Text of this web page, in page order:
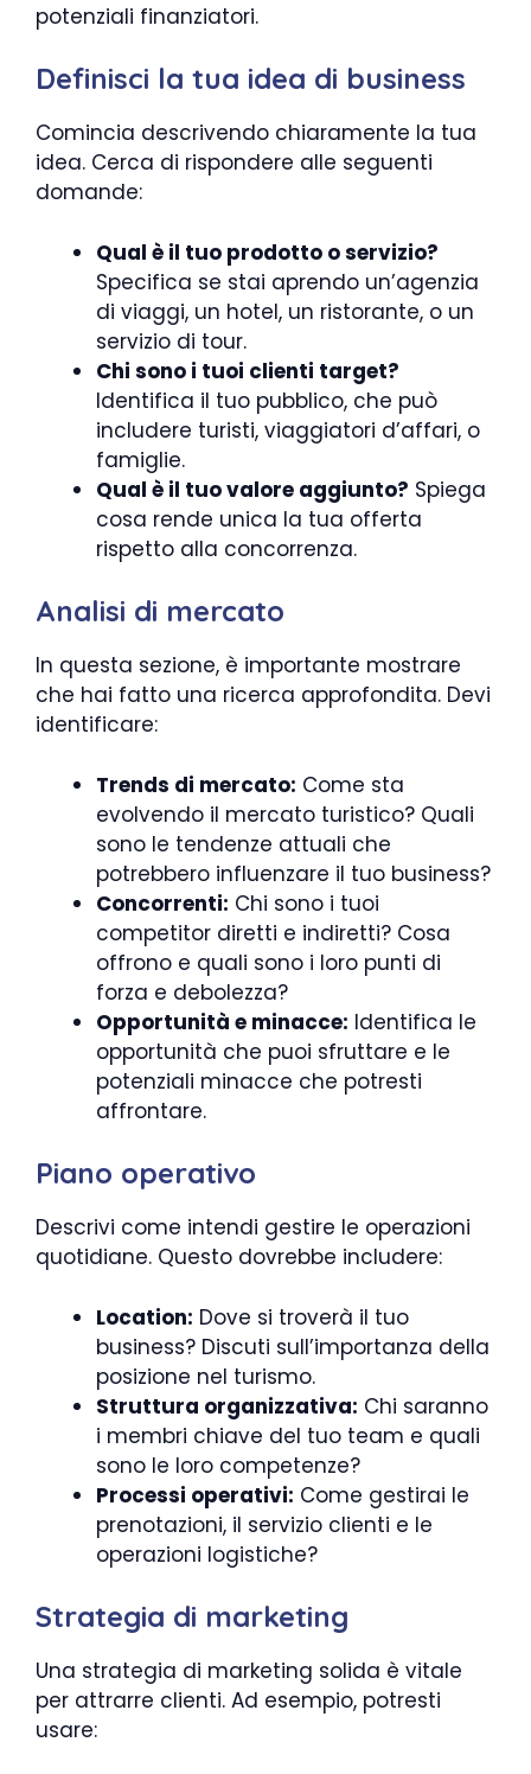
potenziali finanziatori.
Definisci la tua idea di business
Comincia descrivendo chiaramente la tua
idea. Cerca di rispondere alle seguenti
domande:
Qual è il tuo prodotto o servizio?
Specifica se stai aprendo un’agenzia
di viaggi, un hotel, un ristorante, o un
servizio di tour.
Chi sono i tuoi clienti target?
Identifica il tuo pubblico, che può
includere turisti, viaggiatori d’affari, o
famiglie.
Qual è il tuo valore aggiunto? Spiega
cosa rende unica la tua offerta
rispetto alla concorrenza.
Analisi di mercato
In questa sezione, è importante mostrare
che hai fatto una ricerca approfondita. Devi
identificare:
Trends di mercato: Come sta
evolvendo il mercato turistico? Quali
sono le tendenze attuali che
potrebbero influenzare il tuo business?
Concorrenti: Chi sono i tuoi
competitor diretti e indiretti? Cosa
offrono e quali sono i loro punti di
forza e debolezza?
Opportunità e minacce: Identifica le
opportunità che puoi sfruttare e le
potenziali minacce che potresti
affrontare.
Piano operativo
Descrivi come intendi gestire le operazioni
quotidiane. Questo dovrebbe includere:
Location: Dove si troverà il tuo
business? Discuti sull’importanza della
posizione nel turismo.
Struttura organizzativa: Chi saranno
i membri chiave del tuo team e quali
sono le loro competenze?
Processi operativi: Come gestirai le
prenotazioni, il servizio clienti e le
operazioni logistiche?
Strategia di marketing
Una strategia di marketing solida è vitale
per attrarre clienti. Ad esempio, potresti
usare: